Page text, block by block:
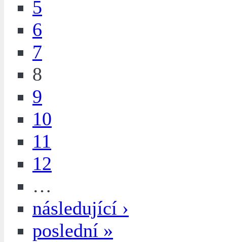
5
6
7
8
9
10
11
12
…
následující ›
poslední »